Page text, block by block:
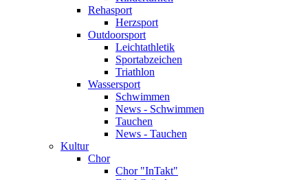
Rehasport
Herzsport
Outdoorsport
Leichtathletik
Sportabzeichen
Triathlon
Wassersport
Schwimmen
News - Schwimmen
Tauchen
News - Tauchen
Kultur
Chor
Chor "InTakt"